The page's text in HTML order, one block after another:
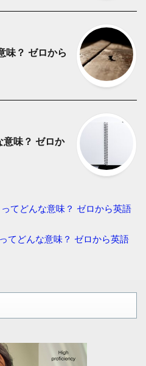
味？ ゼロから
味？ ゼロか
てどんな意味？ ゼロから英語
てどんな意味？ ゼロから英語